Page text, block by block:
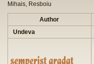
Mihais, Resboiu
Author
Undeva